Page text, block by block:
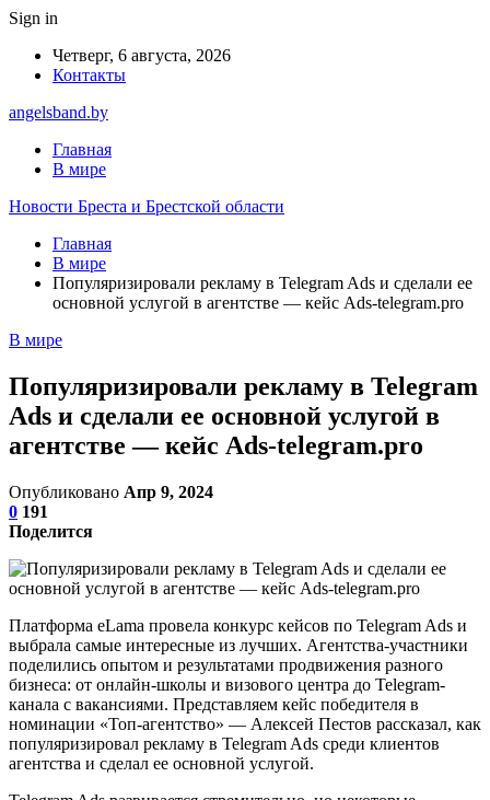
Sign in
Четверг, 6 августа, 2026
Контакты
angelsband.by
Главная
В мире
Новости Бреста и Брестской области
Главная
В мире
Популяризировали рекламу в Telegram Ads и сделали ее
основной услугой в агентстве — кейс Ads-telegram.pro
В мире
Популяризировали рекламу в Telegram
Ads и сделали ее основной услугой в
агентстве — кейс Ads-telegram.pro
Опубликовано Апр 9, 2024
0 191
Поделится
Платформа eLama провела конкурс кейсов по Telegram Ads и
выбрала самые интересные из лучших. Агентства-участники
поделились опытом и результатами продвижения разного
бизнеса: от онлайн-школы и визового центра до Telegram-
канала с вакансиями. Представляем кейс победителя в
номинации «Топ-агентство» — Алексей Пестов рассказал, как
популяризировал рекламу в Telegram Ads среди клиентов
агентства и сделал ее основной услугой.